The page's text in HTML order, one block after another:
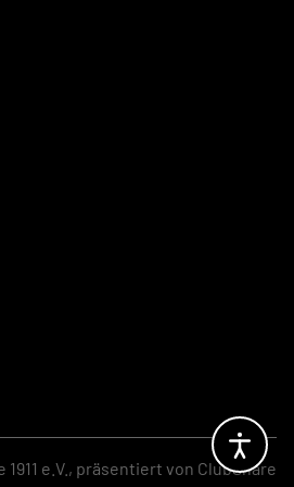
e.V., präsentiert von ClubShare